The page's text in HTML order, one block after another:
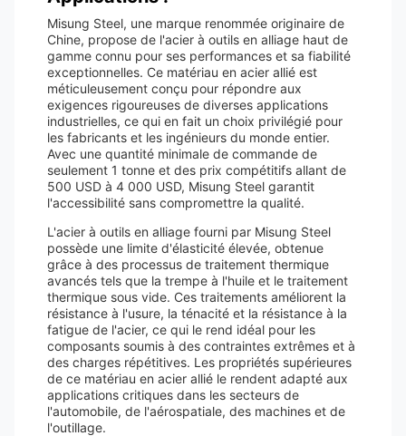
Misung Steel, une marque renommée originaire de
Chine, propose de l'acier à outils en alliage haut de
gamme connu pour ses performances et sa fiabilité
exceptionnelles. Ce matériau en acier allié est
méticuleusement conçu pour répondre aux
exigences rigoureuses de diverses applications
industrielles, ce qui en fait un choix privilégié pour
les fabricants et les ingénieurs du monde entier.
Avec une quantité minimale de commande de
seulement 1 tonne et des prix compétitifs allant de
500 USD à 4 000 USD, Misung Steel garantit
l'accessibilité sans compromettre la qualité.
L'acier à outils en alliage fourni par Misung Steel
possède une limite d'élasticité élevée, obtenue
grâce à des processus de traitement thermique
avancés tels que la trempe à l'huile et le traitement
thermique sous vide. Ces traitements améliorent la
résistance à l'usure, la ténacité et la résistance à la
fatigue de l'acier, ce qui le rend idéal pour les
composants soumis à des contraintes extrêmes et à
des charges répétitives. Les propriétés supérieures
de ce matériau en acier allié le rendent adapté aux
applications critiques dans les secteurs de
l'automobile, de l'aérospatiale, des machines et de
l'outillage.